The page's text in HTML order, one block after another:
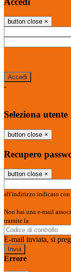
button close ×
-
Seleziona utente
button close ×
Recupero
button close ×
all'indirizzo indicato con
Non hai una e-mail
tramite la
E-mail inviata, si
Errore